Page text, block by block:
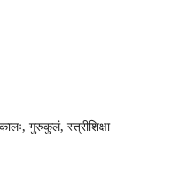
गुरुकुलं, स्त्रीशिक्षा